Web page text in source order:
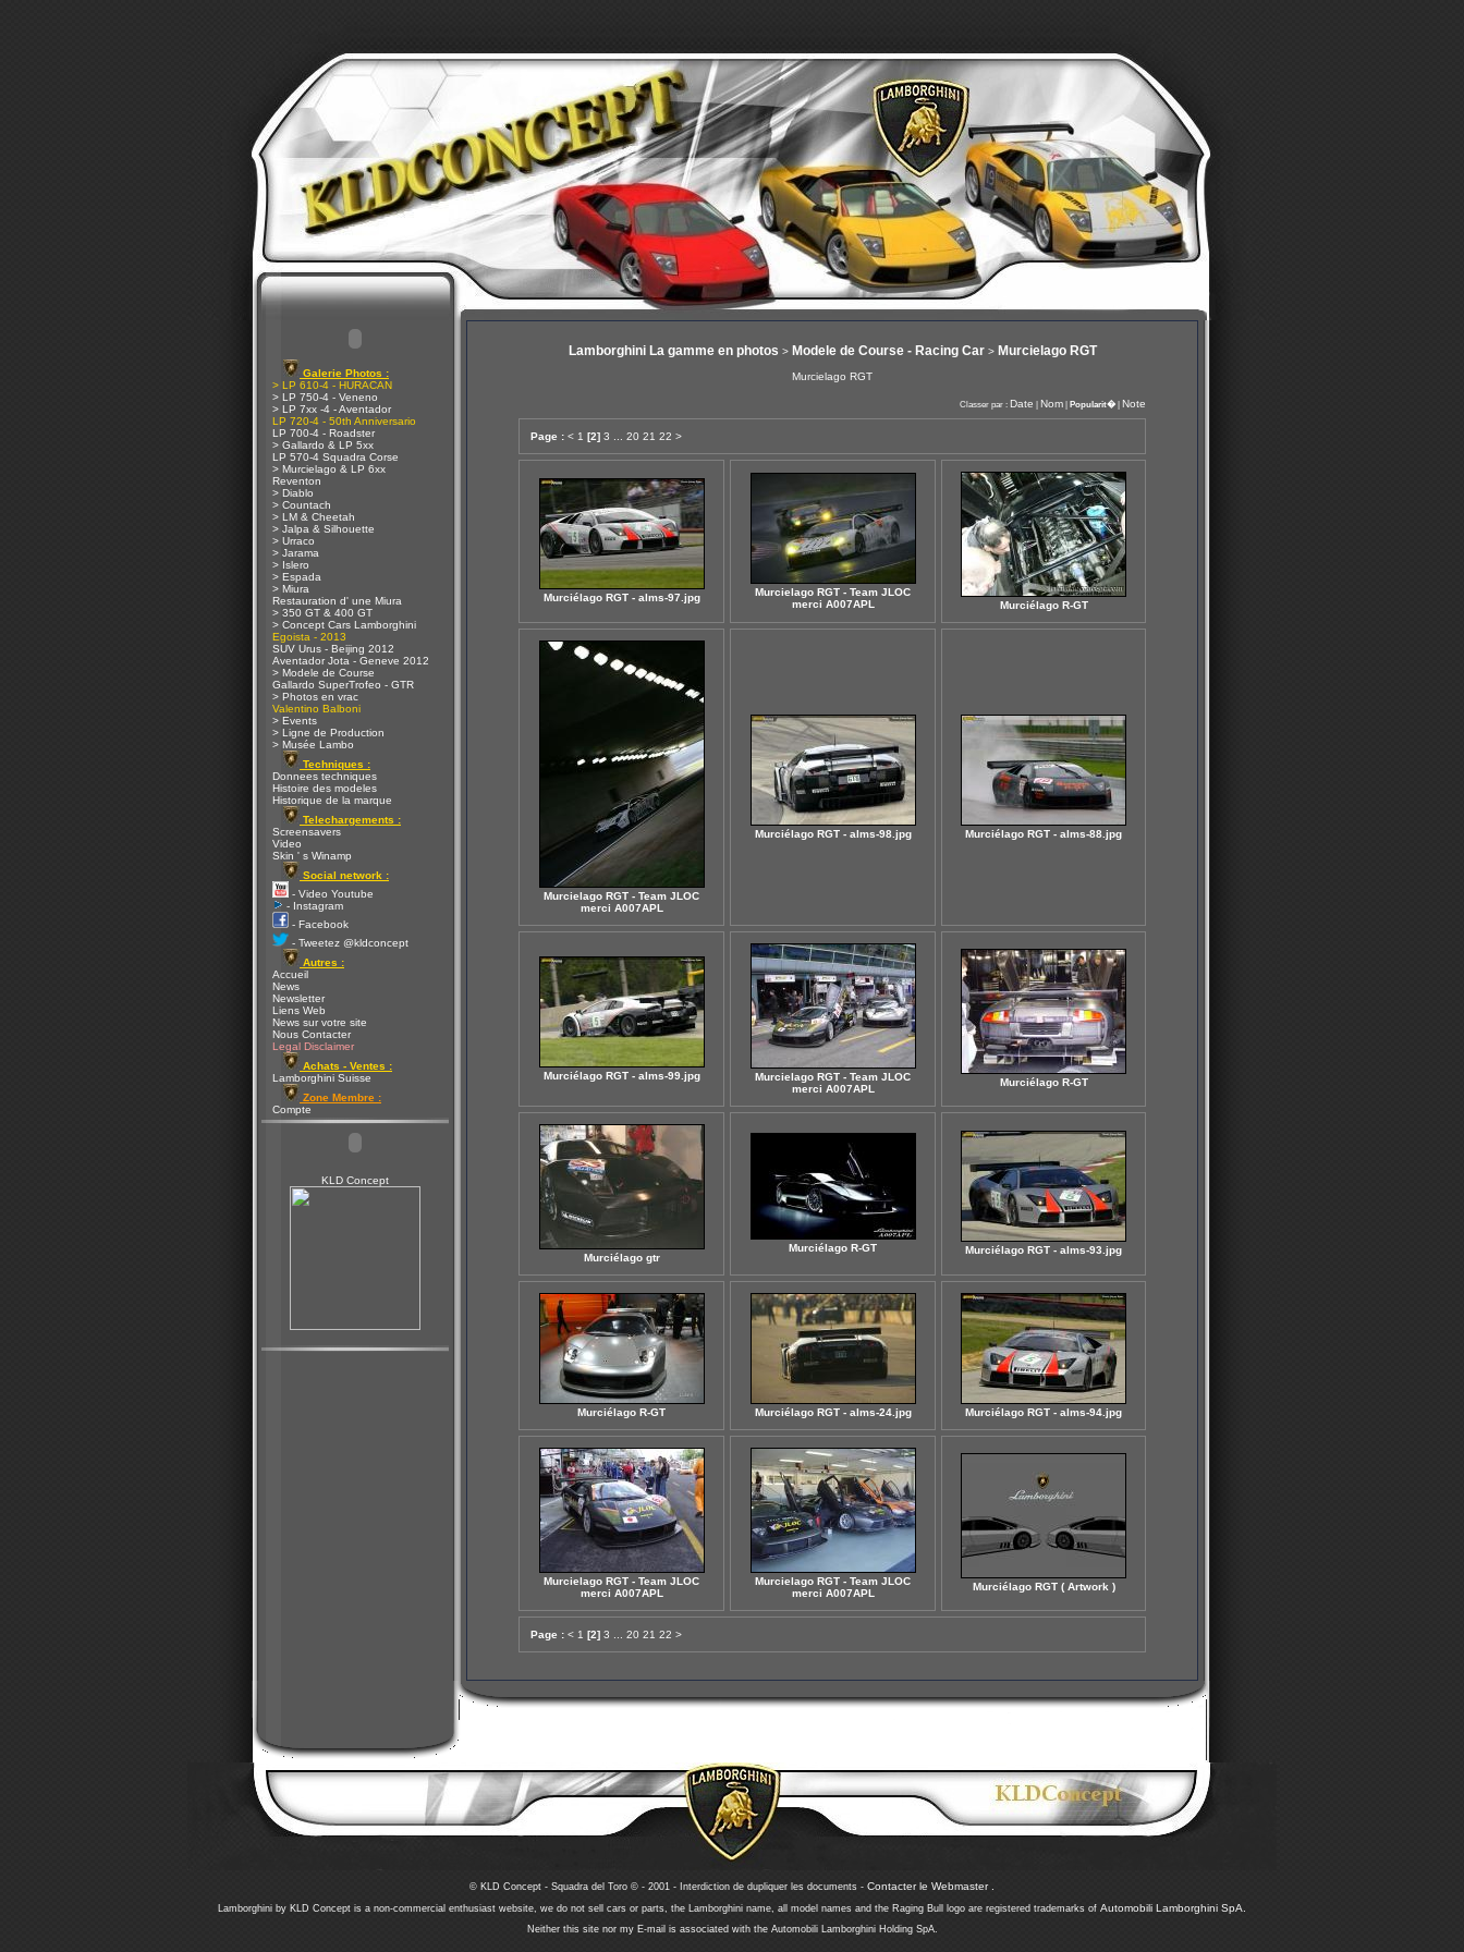
Galerie Photos :
> LP 610-4 - HURACAN
> LP 750-4 - Veneno
> LP 7xx -4 - Aventador
LP 720-4 - 50th Anniversario
LP 700-4 - Roadster
> Gallardo & LP 5xx
LP 570-4 Squadra Corse
> Murcielago & LP 6xx
Reventon
> Diablo
> Countach
> LM & Cheetah
> Jalpa & Silhouette
> Urraco
> Jarama
> Islero
> Espada
> Miura
Restauration d' une Miura
> 350 GT & 400 GT
> Concept Cars Lamborghini
Egoista - 2013
SUV Urus - Beijing 2012
Aventador Jota - Geneve 2012
> Modele de Course
Gallardo SuperTrofeo - GTR
> Photos en vrac
Valentino Balboni
> Events
> Ligne de Production
> Musée Lambo
Techniques :
Donnees techniques
Histoire des modeles
Historique de la marque
Telechargements :
Screensavers
Video
Skin ' s Winamp
Social network :
- Video Youtube
- Instagram
- Facebook
- Tweetez @kldconcept
Autres :
Accueil
News
Newsletter
Liens Web
News sur votre site
Nous Contacter
Legal Disclaimer
Achats - Ventes :
Lamborghini Suisse
Zone Membre :
Compte
KLD Concept
Lamborghini La gamme en photos > Modele de Course - Racing Car> Murcielago RGT
Murcielago RGT
Classer par : Date | Nom | Popularit� | Note
Page : < 1 [2] 3 20 21 22 >
Murciélago RGT - alms-97.jpg
Murcielago RGT - Team JLOC
merci A007APL
Murciélago R-GT
Murcielago RGT - Team JLOC
merci A007APL
Murciélago RGT - alms-98.jpg Murciélago RGT - alms-88.jpg
Murciélago RGT - alms-99.jpg
Murcielago RGT - Team JLOC
merci A007APL
Murciélago R-GT
Murciélago gtr
Murciélago R-GT Murciélago RGT - alms-93.jpg
Murciélago R-GT Murciélago RGT - alms-24.jpg Murciélago RGT - alms-94.jpg
Murcielago RGT - Team JLOC
merci A007APL
Murcielago RGT - Team JLOC
merci A007APL
Murciélago RGT ( Artwork )
Page : < 1 [2] 3 20 21 22 >
© KLD Concept - Squadra del Toro © - 2001 - Interdiction de dupliquer les documents - Contacter le Webmaster .
Lamborghini by KLD Concept is a non-commercial enthusiast website, we do not sell cars or parts, the Lamborghini name, all model names and the Raging Bull logo are registered trademarks of Automobili Lamborghini SpA.
Neither this site nor my E-mail is associated with the Automobili Lamborghini Holding SpA.